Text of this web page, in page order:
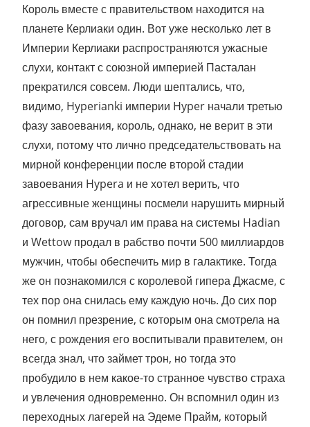
Король вместе с правительством находится на
планете Керлиаки один. Вот уже несколько лет в
Империи Керлиаки распространяются ужасные
слухи, контакт с союзной империей Пасталан
прекратился совсем. Люди шептались, что,
видимо, Hyperianki империи Hyper начали третью
фазу завоевания, король, однако, не верит в эти
слухи, потому что лично председательствовать на
мирной конференции после второй стадии
завоевания Hypera и не хотел верить, что
агрессивные женщины посмели нарушить мирный
договор, сам вручал им права на системы Hadian
и Wettow продал в рабство почти 500 миллиардов
мужчин, чтобы обеспечить мир в галактике. Тогда
же он познакомился с королевой гипера Джасме, с
тех пор она снилась ему каждую ночь. До сих пор
он помнил презрение, с которым она смотрела на
него, с рождения его воспитывали правителем, он
всегда знал, что займет трон, но тогда это
пробудило в нем какое-то странное чувство страха
и увлечения одновременно. Он вспомнил один из
переходных лагерей на Эдеме Прайм, который